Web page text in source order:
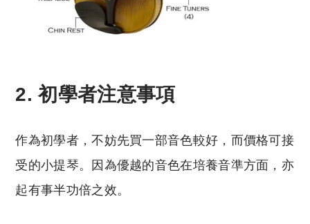
2. 初學者注意事項
作為初學者，不妨先買一部音色較好，而價格可接
受的小提琴。因為優越的音色在培養音準方面，亦
起有事半功倍之效。